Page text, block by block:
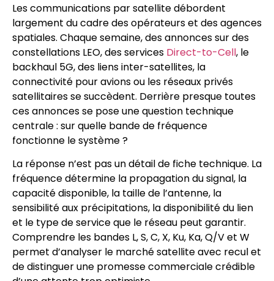
Les communications par satellite débordent
largement du cadre des opérateurs et des agences
spatiales. Chaque semaine, des annonces sur des
constellations LEO, des services Direct-to-Cell, le
backhaul 5G, des liens inter-satellites, la
connectivité pour avions ou les réseaux privés
satellitaires se succèdent. Derrière presque toutes
ces annonces se pose une question technique
centrale : sur quelle bande de fréquence
fonctionne le système ?
La réponse n’est pas un détail de fiche technique. La
fréquence détermine la propagation du signal, la
capacité disponible, la taille de l’antenne, la
sensibilité aux précipitations, la disponibilité du lien
et le type de service que le réseau peut garantir.
Comprendre les bandes L, S, C, X, Ku, Ka, Q/V et W
permet d’analyser le marché satellite avec recul et
de distinguer une promesse commerciale crédible